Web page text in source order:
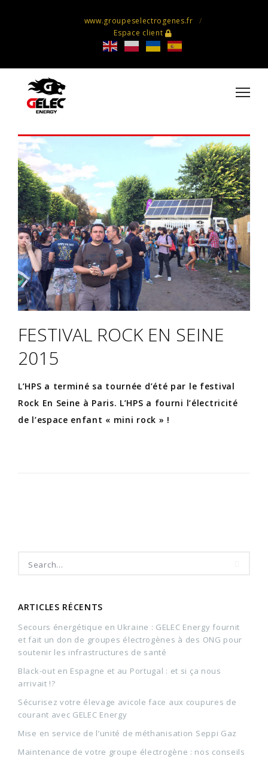
www.groupeselectrogenes.fr
Espace client
FESTIVAL ROCK EN SEINE
2015
L’HPS a terminé sa tournée d’été par le festival
Rock En Seine à Paris. L’HPS a fourni l’électricité
de l’espace enfant « mini rock » !
ARTICLES RÉCENTS
Secours énergétique en Ukraine : GELEC Energy fournit
et fait un don de groupes électrogènes à des ONG pour
soutenir les infrastructures de santé
Black-out en Espagne et au Portugal : et si ça nous
arrivait !?
Sécurisez votre élevage avicole face aux coupures de
courant avec GELEC Energy
Mise en service de l’unité de méthanisation Seppi Gaz
Maintenance de votre groupe électrogène : nos conseils